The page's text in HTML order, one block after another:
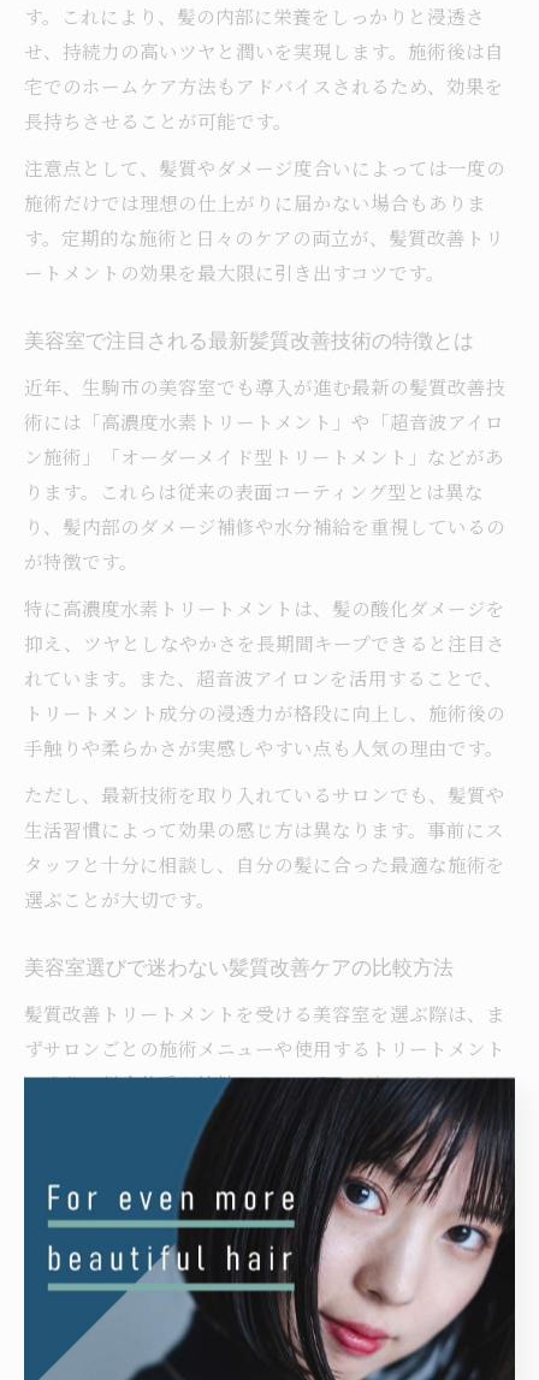
す。これにより、髪の内部に栄養をしっかりと浸透さ
せ、持続力の高いツヤと潤いを実現します。施術後は自
宅でのホームケア方法もアドバイスされるため、効果を
長持ちさせることが可能です。
注意点として、髪質やダメージ度合いによっては一度の
施術だけでは理想の仕上がりに届かない場合もありま
す。定期的な施術と日々のケアの両立が、髪質改善トリ
ートメントの効果を最大限に引き出すコツです。
美容室で注目される最新髪質改善技術の特徴とは
近年、生駒市の美容室でも導入が進む最新の髪質改善技
術には「高濃度水素トリートメント」や「超音波アイロ
ン施術」「オーダーメイド型トリートメント」などがあ
ります。これらは従来の表面コーティング型とは異な
り、髪内部のダメージ補修や水分補給を重視しているの
が特徴です。
特に高濃度水素トリートメントは、髪の酸化ダメージを
抑え、ツヤとしなやかさを長期間キープできると注目さ
れています。また、超音波アイロンを活用することで、
トリートメント成分の浸透力が格段に向上し、施術後の
手触りや柔らかさが実感しやすい点も人気の理由です。
ただし、最新技術を取り入れているサロンでも、髪質や
生活習慣によって効果の感じ方は異なります。事前にス
タッフと十分に相談し、自分の髪に合った最適な施術を
選ぶことが大切です。
美容室選びで迷わない髪質改善ケアの比較方法
髪質改善トリートメントを受ける美容室を選ぶ際は、ま
ずサロンごとの施術メニューや使用するトリートメント
の成分、料金体系を比較しましょう。また、カウンセリ
ングの丁寧さや施術後のアフターフォローも重要な比較
具体的には、以下のような項目をチェックするのがおす
すめです。
比較する際のチェックポイント
カウンセリングの内容や時間
施術に使う薬剤やトリートメントの安全性・成分